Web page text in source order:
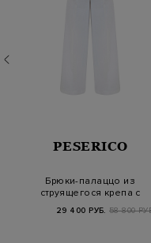
PESERICO
Брюки-палаццо из
струящегося крепа с
ювелирными цепочк…
29 400 РУБ. 58 800